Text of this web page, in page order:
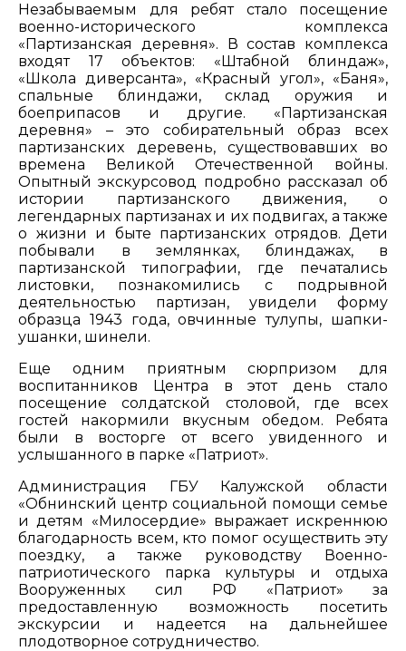
Незабываемым для ребят стало посещение
военно-исторического комплекса
«Партизанская деревня». В состав комплекса
входят 17 объектов: «Штабной блиндаж»,
«Школа диверсанта», «Красный угол», «Баня»,
спальные блиндажи, склад оружия и
боеприпасов и другие. «Партизанская
деревня» – это собирательный образ всех
партизанских деревень, существовавших во
времена Великой Отечественной войны.
Опытный экскурсовод подробно рассказал об
истории партизанского движения, о
легендарных партизанах и их подвигах, а также
о жизни и быте партизанских отрядов. Дети
побывали в землянках, блиндажах, в
партизанской типографии, где печатались
листовки, познакомились с подрывной
деятельностью партизан, увидели форму
образца 1943 года, овчинные тулупы, шапки-
ушанки, шинели.
Еще одним приятным сюрпризом для
воспитанников Центра в этот день стало
посещение солдатской столовой, где всех
гостей накормили вкусным обедом. Ребята
были в восторге от всего увиденного и
услышанного в парке «Патриот».
Администрация ГБУ Калужской области
«Обнинский центр социальной помощи семье
и детям «Милосердие» выражает искреннюю
благодарность всем, кто помог осуществить эту
поездку, а также руководству Военно-
патриотического парка культуры и отдыха
Вооруженных сил РФ «Патриот» за
предоставленную возможность посетить
экскурсии и надеется на дальнейшее
плодотворное сотрудничество.